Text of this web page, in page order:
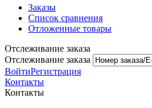
Заказы
Список сравнения
Отложенные товары
Отслеживание заказа
Отслеживание заказа
ВойтиРегистрация
Контакты
Контакты